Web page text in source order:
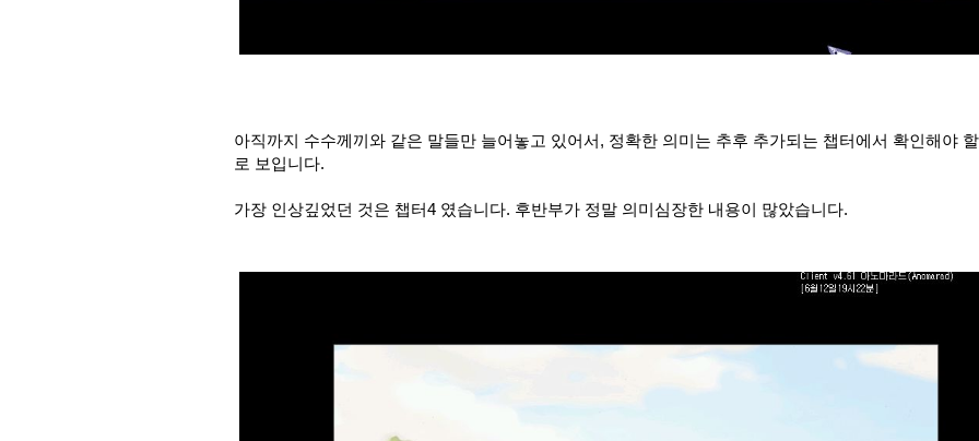
아직까지 수수께끼와 같은 말들만 늘어놓고 있어서, 정확한 의미는 추후 추가되는 챕터에서 확인해야
로 보입니다.
가장 인상깊었던 것은 챕터4 였습니다. 후반부가 정말 의미심장한 내용이 많았습니다.